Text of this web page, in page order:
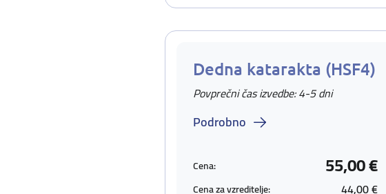
Dedna katarakta (HSF4)
Povprečni čas izvedbe: 4-5 dni
Podrobno
Cena: 55,00 €
Cena za vzreditelje: 44,00 €